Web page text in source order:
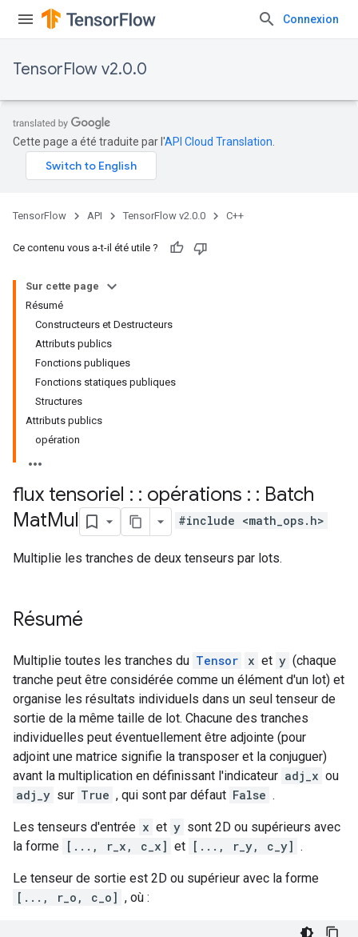
Connexion
TensorFlow v2.0.0
Cette page a été traduite par l'API Cloud Translation
TensorFlow API TensorFlow v2.0.0 C++
Ce contenu vous a-t-il été utile ?
Sur cette page
Résumé
Constructeurs et Destructeurs
Attributs publics
Fonctions publiques
Fonctions statiques publiques
Structures
Attributs publics
opération
flux tensoriel : : opérations : : Batch
MatMul #include <math_ops.h>
Multiplie les tranches de deux tenseurs par lots.
Résumé
Multiplie toutes les tranches du Tensor x et y (chaque
tranche peut être considérée comme un élément d'un lot) et
organise les résultats individuels dans un seul tenseur de
sortie de la même taille de lot. Chacune des tranches
individuelles peut éventuellement être adjointe (pour
adjoint une matrice signifie la transposer et la conjuguer)
avant la multiplication en définissant l'indicateur adj_x ou
adj_y sur True , qui sont par défaut False .
Les tenseurs d'entrée x et y sont 2D ou supérieurs avec
la forme [..., r_x, c_x] et [..., r_y, c_y] .
Le tenseur de sortie est 2D ou supérieur avec la forme
[..., r_o, c_o] , où :